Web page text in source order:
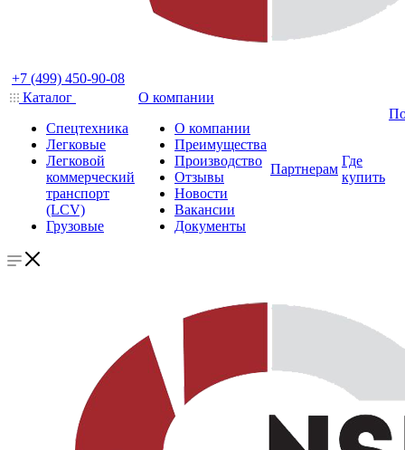
+7 (499) 450-90-08
Каталог
Спецтехника
Легковые
Легковой
коммерческий
транспорт
(LCV)
Грузовые
О компании
О компании
Преимущества
Производство
Отзывы
Новости
Вакансии
Документы
Партнерам
Где
купить